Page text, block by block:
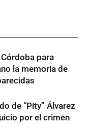
Córdoba para
la memoria de
de “Pity” Álvarez
por el crimen